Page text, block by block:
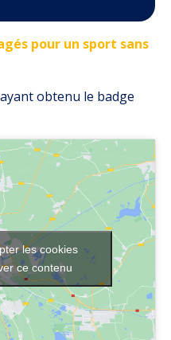
pour un sport sans
obtenu le badge
les cookies
ce contenu